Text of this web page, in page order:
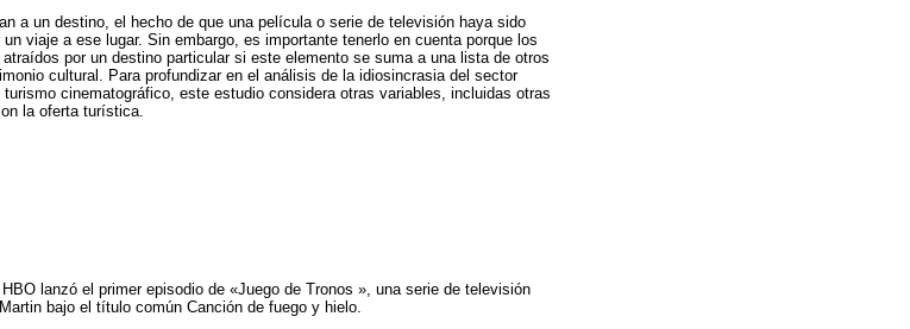
a un destino, el hecho de que una película o serie de televisión haya sido
viaje a ese lugar. Sin embargo, es importante tenerlo en cuenta porque los
por un destino particular si este elemento se suma a una lista de otros
cultural. Para profundizar en el análisis de la idiosincrasia del sector
cinematográfico, este estudio considera otras variables, incluidas otras
la oferta turística.
lanzó el primer episodio de «Juego de Tronos », una serie de televisión
bajo el título común Canción de fuego y hielo.